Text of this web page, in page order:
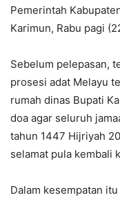
Pemerintah
Karimun, Rabu pagi
Sebelum pelepasan,
prosesi adat Melayu
rumah dinas Bupati
doa agar seluruh
tahun 1447 Hijriyah
selamat pula kembali
Dalam kesempatan